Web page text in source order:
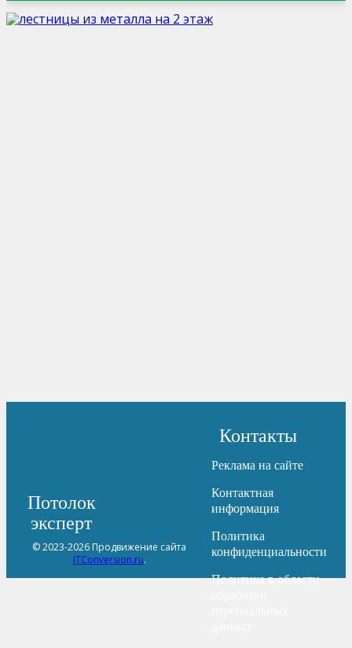
Потолок
эксперт
Контакты
Реклама на сайте
Контактная
информация
Политика
конфиденциальности
Политика в области
© 2023-2026 Продвижение сайта
ITConversion.ru.